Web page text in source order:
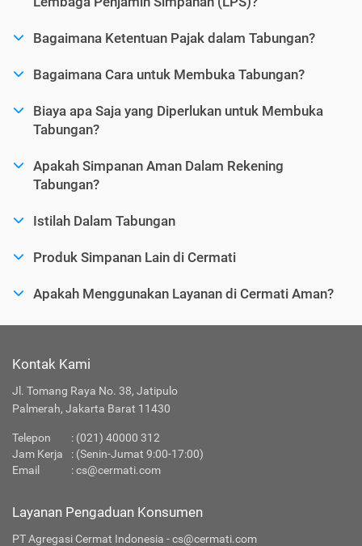
Bagaimana Ketentuan Pajak dalam Tabungan?
Bagaimana Cara untuk Membuka Tabungan?
Biaya apa Saja yang Diperlukan untuk Membuka
Tabungan?
Apakah Simpanan Aman Dalam Rekening
Tabungan?
Istilah Dalam Tabungan
Produk Simpanan Lain di Cermati
Apakah Menggunakan Layanan di Cermati Aman?
Kontak Kami
Jl. Tomang Raya No. 38, Jatipulo
Palmerah, Jakarta Barat 11430
Telepon : (021) 40000 312
Jam Kerja
: (Senin-Jumat 9:00-17:00)
Email
:cs@cermati.com
Layanan Pengaduan Konsumen
PT Agregasi Cermat Indonesia - cs@cermati.com